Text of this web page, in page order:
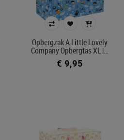
Opbergzak A Little Lovely
Company Opbergtas XL |…
€ 9,95